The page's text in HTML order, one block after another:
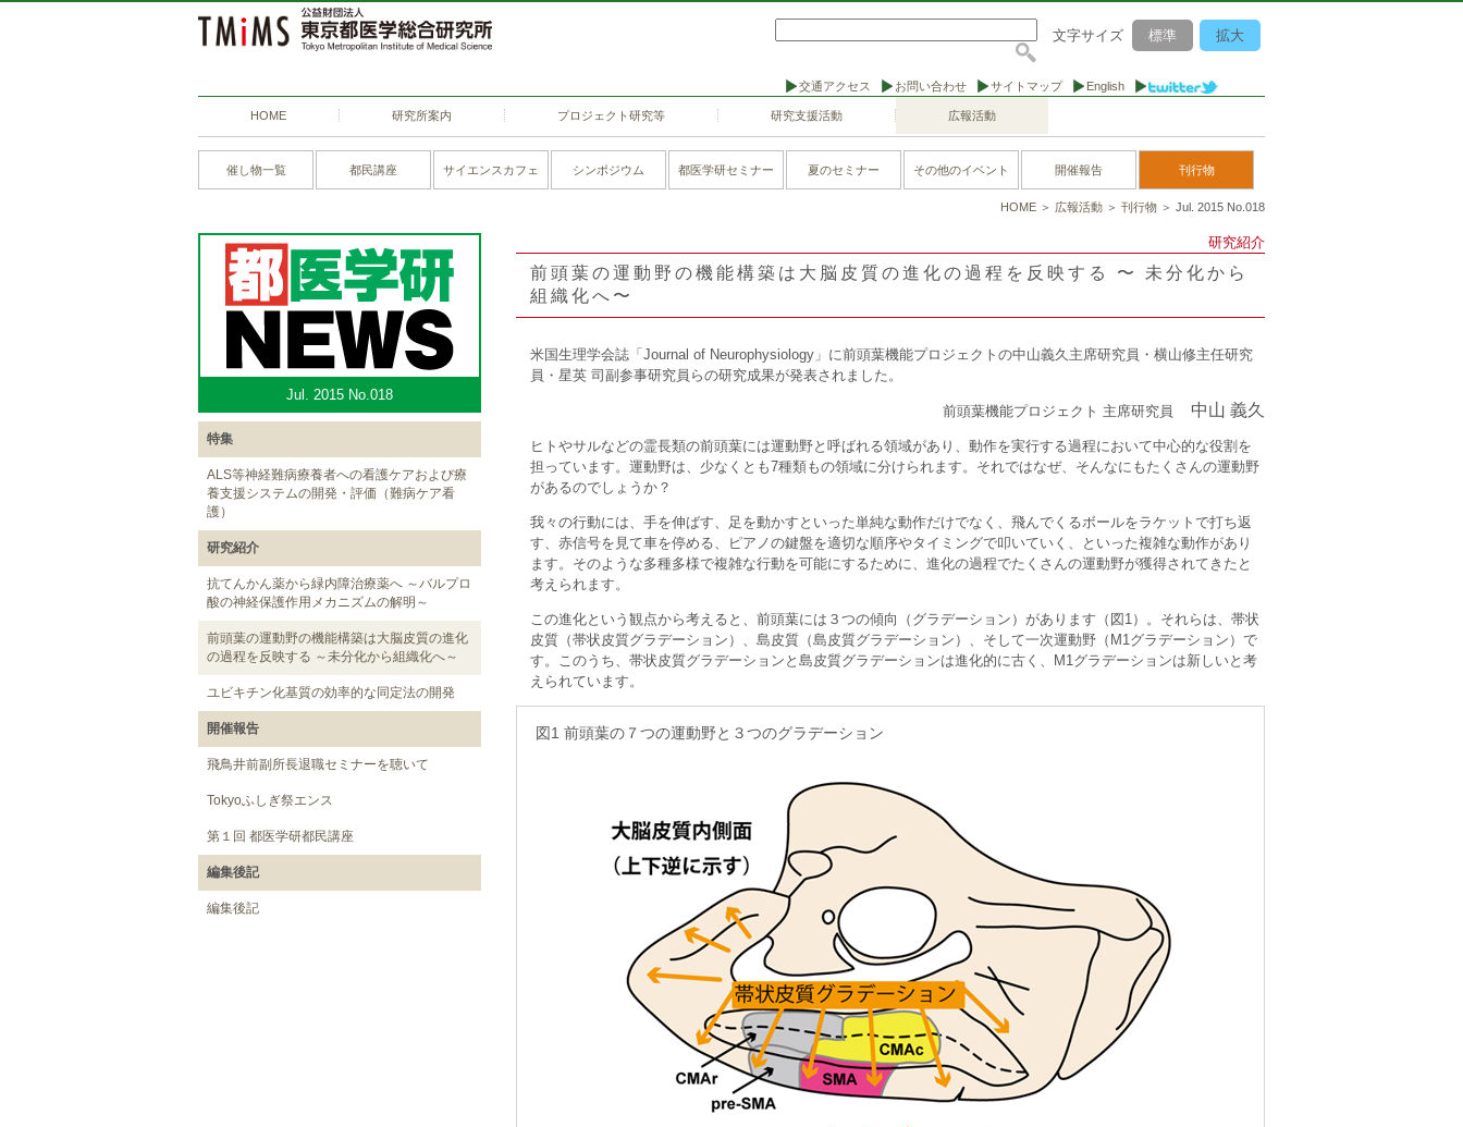
文字サイズ 標準 拡大
交通アクセス お問い合わせ サイトマップ English
HOME 研究所案内 プロジェクト研究等 研究支援活動 広報活動
催し物一覧 都民講座 サイエンスカフェ シンポジウム 都医学研セミナー 夏のセミナー その他のイベント 開催報告 刊行物
HOME ＞ 広報活動 ＞ 刊行物 ＞ Jul. 2015 No.018
Jul. 2015 No.018
特集
ALS等神経難病療養者への看護ケアおよび療
養支援システムの開発・評価（難病ケア看
護）
研究紹介
抗てんかん薬から緑内障治療薬へ ～バルプロ
酸の神経保護作用メカニズムの解明～
前頭葉の運動野の機能構築は大脳皮質の進化
の過程を反映する ～未分化から組織化へ～
ユビキチン化基質の効率的な同定法の開発
開催報告
飛鳥井前副所長退職セミナーを聴いて
Tokyoふしぎ祭エンス
第１回 都医学研都民講座
編集後記
編集後記
研究紹介
前頭葉の運動野の機能構築は大脳皮質の進化の過程を反映する 〜 未分化から
組織化へ〜
米国生理学会誌「Journal of Neurophysiology」に前頭葉機能プロジェクトの中山義久主席研究員・横山修主任研究
員・星英 司副参事研究員らの研究成果が発表されました。
前頭葉機能プロジェクト 主席研究員 中山 義久
ヒトやサルなどの霊長類の前頭葉には運動野と呼ばれる領域があり、動作を実行する過程において中心的な役割を
担っています。運動野は、少なくとも7種類もの領域に分けられます。それではなぜ、そんなにもたくさんの運動野
があるのでしょうか？
我々の行動には、手を伸ばす、足を動かすといった単純な動作だけでなく、飛んでくるボールをラケットで打ち返
す、赤信号を見て車を停める、ピアノの鍵盤を適切な順序やタイミングで叩いていく、といった複雑な動作があり
ます。そのような多種多様で複雑な行動を可能にするために、進化の過程でたくさんの運動野が獲得されてきたと
考えられます。
この進化という観点から考えると、前頭葉には３つの傾向（グラデーション）があります（図1）。それらは、帯状
皮質（帯状皮質グラデーション）、島皮質（島皮質グラデーション）、そして一次運動野（M1グラデーション）で
す。このうち、帯状皮質グラデーションと島皮質グラデーションは進化的に古く、M1グラデーションは新しいと考
えられています。
図1 前頭葉の７つの運動野と３つのグラデーション